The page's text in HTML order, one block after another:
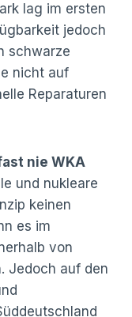
lag im ersten
jedoch
schwarze
nicht auf
Reparaturen
nie WKA
und nukleare
keinen
es im
von
Jedoch auf den